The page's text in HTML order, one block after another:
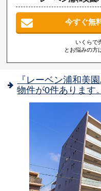
今すぐ無
いくらで
とお悩みの方
『レーベン浦和美
物件が0件あります。